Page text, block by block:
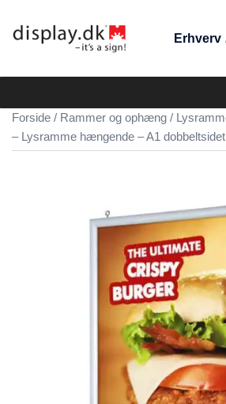
Erhverv
Forside / Rammer og ophæng /
– Lysramme hængende – A1 dobbeltsidet